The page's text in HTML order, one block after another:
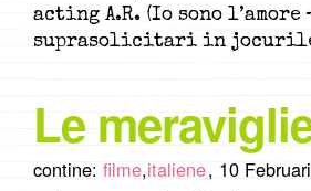
acting A.R. (Io sono
suprasolicitari in
Le
contine: filme,italiene, 10